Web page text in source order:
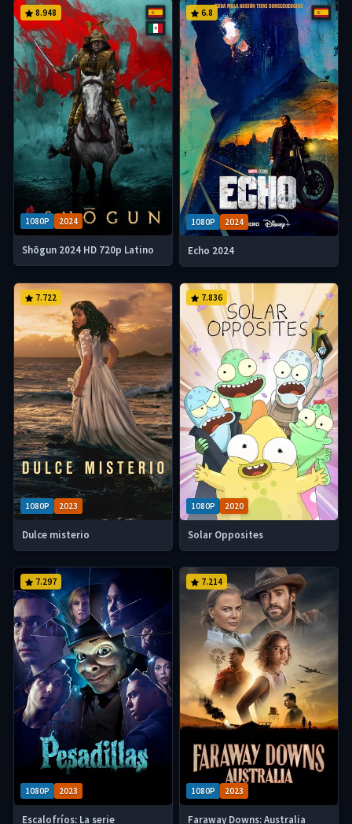
1080P 2024
8.948
Shōgun 2024 HD 720p Latino
1080P 2024
6.8
Echo 2024
1080P 2023
7.722
Dulce misterio
1080P 2020
7.836
Solar Opposites
1080P 2023
7.297
Escalofríos: La serie
1080P 2023
7.214
Faraway Downs: Australia